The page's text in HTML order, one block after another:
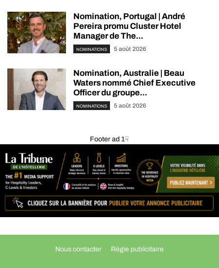
Nomination, Portugal | André
Pereira promu Cluster Hotel
Manager de The...
NOMINATIONS 5 août 2026
Nomination, Australie | Beau
Waters nommé Chief Executive
Officer du groupe...
NOMINATIONS 5 août 2026
Footer ad 1☟
Nous contacter Régie publicitaire